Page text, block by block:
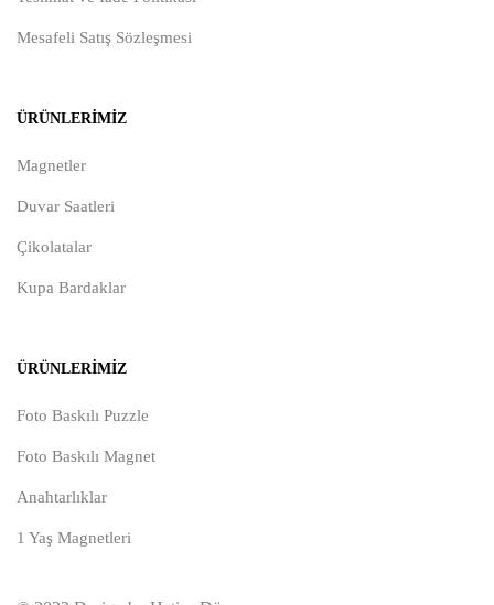
Mesafeli Satış Sözleşmesi
ÜRÜNLERIMIZ
Magnetler
Duvar Saatleri
Çikolatalar
Kupa Bardaklar
ÜRÜNLERIMIZ
Foto Baskılı Puzzle
Foto Baskılı Magnet
Anahtarlıklar
1 Yaş Magnetleri